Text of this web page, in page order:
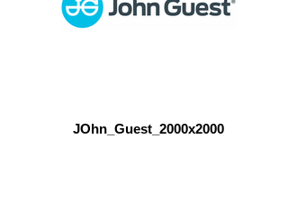
JOhn_Guest_2000x2000